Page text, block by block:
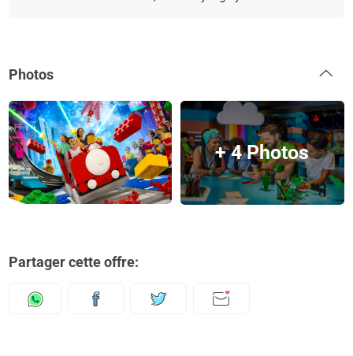
Photos
+ 4 Photos
Partager cette offre: